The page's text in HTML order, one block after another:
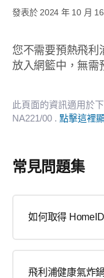
發表於 2024 年 10 月
您不需要預熱飛利
放入網籃中，無需
此頁面的資訊適用於
NA221/00 . 點擊這裡
常見問題集
如何取得
飛利浦健康氣炸